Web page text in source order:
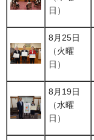
日）
8月25日
（火曜
日）
8月19日
（水曜
日）